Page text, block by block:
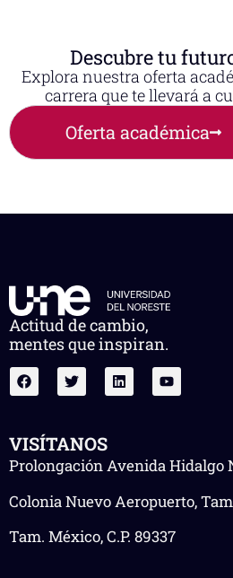
Descubre tu
Explora nuestra oferta
carrera que te llevará a
Oferta académica
Actitud de cambio,
mentes que inspiran.
VISÍTANOS
Prolongación Avenida Hidalgo
Colonia Nuevo Aeropuerto,
Tam. México, C.P. 89337